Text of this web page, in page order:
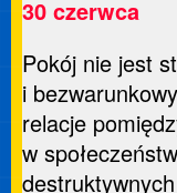
30 czerwca
Pokój nie jest
i
relacje
w